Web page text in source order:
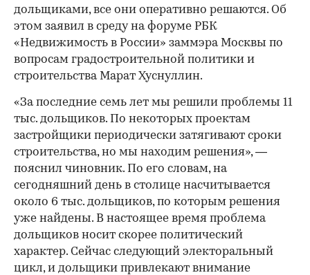
дольщиками, все они оперативно решаются. Об
этом заявил в среду на форуме РБК
«Недвижимость в России» заммэра Москвы по
вопросам градостроительной политики и
строительства Марат Хуснуллин.
«За последние семь лет мы решили проблемы 11
тыс. дольщиков. По некоторых проектам
застройщики периодически затягивают сроки
строительства, но мы находим решения», —
пояснил чиновник. По его словам, на
сегодняшний день в столице насчитывается
около 6 тыс. дольщиков, по которым решения
уже найдены. В настоящее время проблема
дольщиков носит скорее политический
характер. Сейчас следующий электоральный
цикл, и дольщики привлекают внимание